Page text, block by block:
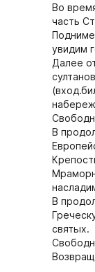
Во
часть
увидим
Далее
В
В
святых.